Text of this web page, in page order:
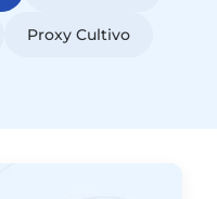
Proxy Cultivo